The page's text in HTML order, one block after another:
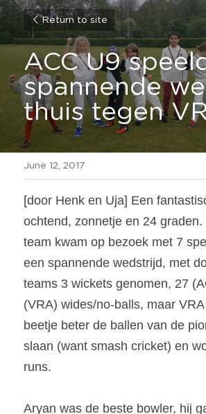
Return to site
ACC U9
spannende
thuis tegen
June 12, 2017
[door Henk en Uja] Een
ochtend, zonnetje en 24 graden.
team kwam op bezoek met 7
een spannende wedstrijd, met
teams 3 wickets genomen, 27
(VRA) wides/no-balls, maar
beetje beter de ballen van de
slaan (want smash cricket) en
runs.
Aryan was de beste bowler, hij